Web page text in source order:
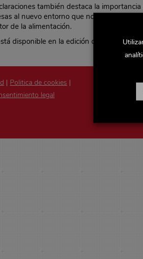
también destaca la
al nuevo entorno que nos
de la alimentación.
disponible en la edición de Julio de la
| Politica de cookies |
legal